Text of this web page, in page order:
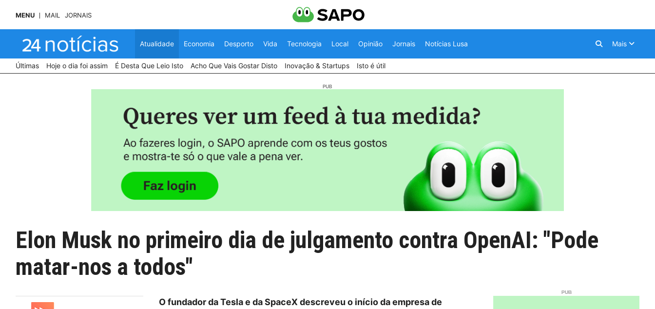
MENU MAIL JORNAIS
Atualidade Economia Desporto Vida Tecnologia Local Opinião Jornais Notícias Lusa Mais
Últimas Hoje o dia foi assim É Desta Que Leio Isto Acho Que Vais Gostar Disto Inovação & Startups Isto é útil
Elon Musk no primeiro dia de julgamento contra OpenAI: "Pode
matar-nos a todos"
O fundador da Tesla e da SpaceX descreveu o início da empresa de